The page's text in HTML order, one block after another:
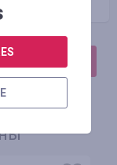
ОТЗЫВ